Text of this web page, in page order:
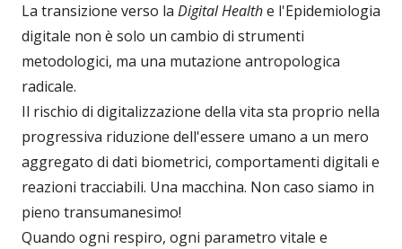
La transizione verso la Digital Healthe l'Epidemiologia
digitale non è solo un cambio di strumenti
metodologici, ma una mutazione antropologica
radicale.
Il rischio di digitalizzazione della vita sta proprio nella
progressiva riduzione dell'essere umano a un mero
aggregato di dati biometrici, comportamenti digitali e
reazioni tracciabili. Una macchina. Non caso siamo in
pieno transumanesimo!
Quando ogni respiro, ogni parametro vitale e